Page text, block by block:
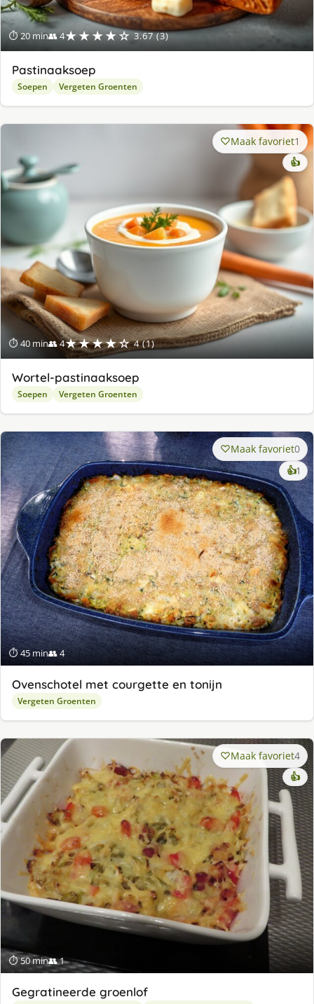
⏱ 20 min👥 4★★★★☆ 3.67 (3)
Pastinaaksoep
Soepen Vergeten Groenten
⏱ 40 min👥 4★★★★☆ 4 (1)
Maak favoriet1
👍
Wortel-pastinaaksoep
Soepen Vergeten Groenten
⏱ 45 min👥 4
Maak favoriet0
👍1
Ovenschotel met courgette en tonijn
Vergeten Groenten
⏱ 50 min👥 1
Maak favoriet4
👍
Gegratineerde groenlof